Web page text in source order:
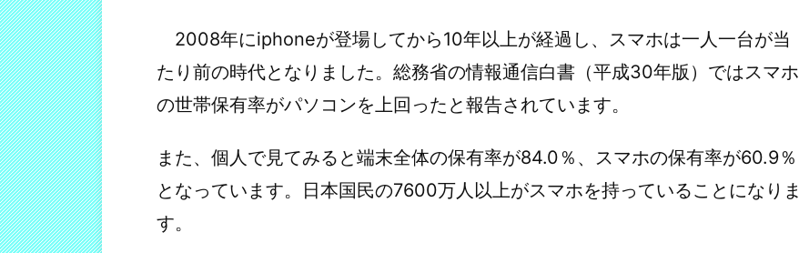
2008年にiphoneが登場してから10年以上が経過し、スマホは一人一台が当
たり前の時代となりました。 総務省の情報通信白書（平成30年版）ではスマホ
の世帯保有率がパソコンを上回ったと報告されています。
また、個人で見てみると端末全体の保有率が84.0％、スマホの保有率が60.9％
となっています。日本国民の7600万人以上がスマホを持っていることになりま
す。